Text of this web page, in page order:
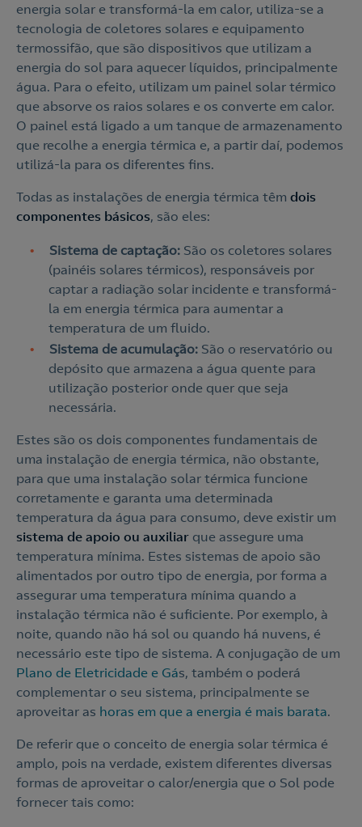
energia solar e transformá-la em calor, utiliza-se a
tecnologia de coletores solares e equipamento
termossifão, que são dispositivos que utilizam a
energia do sol para aquecer líquidos, principalmente
água. Para o efeito, utilizam um painel solar térmico
que absorve os raios solares e os converte em calor.
O painel está ligado a um tanque de armazenamento
que recolhe a energia térmica e, a partir daí, podemos
utilizá-la para os diferentes fins.
Todas as instalações de energia térmica têm dois
componentes básicos, são eles:
Sistema de captação: São os coletores solares
(painéis solares térmicos), responsáveis por
captar a radiação solar incidente e transformá-
la em energia térmica para aumentar a
temperatura de um fluido.
Sistema de acumulação: São o reservatório ou
depósito que armazena a água quente para
utilização posterior onde quer que seja
necessária.
Estes são os dois componentes fundamentais de
uma instalação de energia térmica, não obstante,
para que uma instalação solar térmica funcione
corretamente e garanta uma determinada
temperatura da água para consumo, deve existir um
sistema de apoio ou auxiliar que assegure uma
temperatura mínima. Estes sistemas de apoio são
alimentados por outro tipo de energia, por forma a
assegurar uma temperatura mínima quando a
instalação térmica não é suficiente. Por exemplo, à
noite, quando não há sol ou quando há nuvens, é
necessário este tipo de sistema. A conjugação de um
Plano de Eletricidade e Gás, também o poderá
complementar o seu sistema, principalmente se
aproveitar as horas em que a energia é mais barata.
De referir que o conceito de energia solar térmica é
amplo, pois na verdade, existem diferentes diversas
formas de aproveitar o calor/energia que o Sol pode
fornecer tais como: